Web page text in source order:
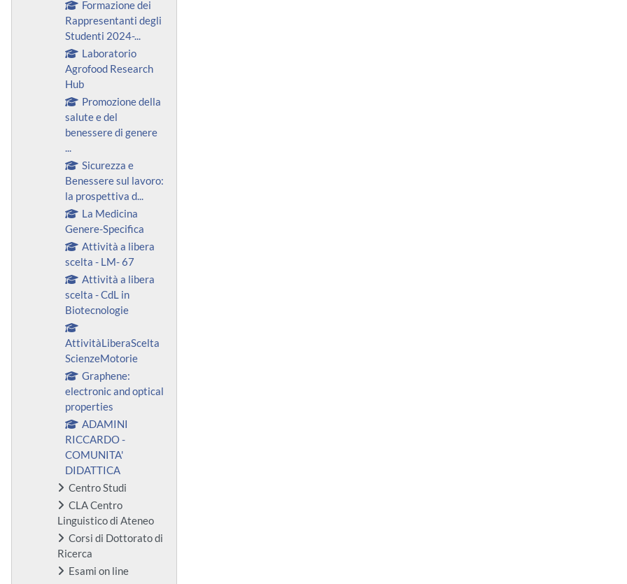
Formazione dei
Rappresentanti degli
Studenti 2024-...
Laboratorio
Agrofood Research
Hub
Promozione della
salute e del
benessere di genere
Sicurezza e
Benessere sul lavoro:
la prospettiva d...
La Medicina
Genere-Specifica
Attività a libera
scelta - LM- 67
Attività a libera
scelta - CdL in
Biotecnologie
AttivitàLiberaScelta
ScienzeMotorie
Graphene:
electronic and optical
properties
ADAMINI
RICCARDO -
COMUNITA'
DIDATTICA
Centro Studi
CLA Centro
Linguistico di Ateneo
Corsi di Dottorato di
Ricerca
Esami on line